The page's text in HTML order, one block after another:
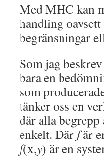
Med MHC kan
handling
begränsningar
Som jag beskrev
bara en
som
tänker oss en
där alla begrepp
enkelt. Där fär
f(x,y) är en